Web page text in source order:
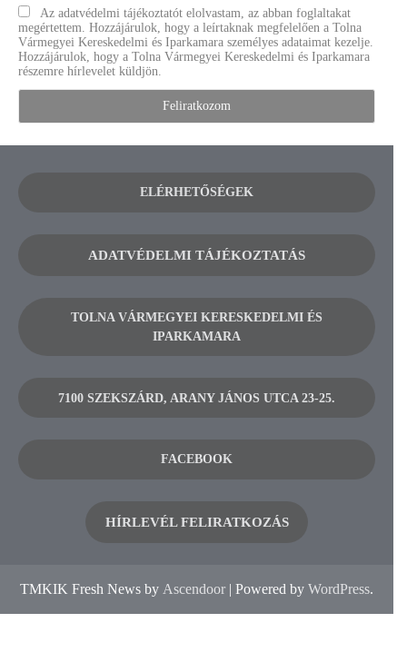
Az adatvédelmi tájékoztatót elolvastam, az abban foglaltakat
megértettem. Hozzájárulok, hogy a leírtaknak megfelelően a Tolna
Vármegyei Kereskedelmi és Iparkamara személyes adataimat kezelje.
Hozzájárulok, hogy a Tolna Vármegyei Kereskedelmi és Iparkamara
részemre hírlevelet küldjön.
ELÉRHETŐSÉGEK
ADATVÉDELMI TÁJÉKOZTATÁS
TOLNA VÁRMEGYEI KERESKEDELMI ÉS
IPARKAMARA
7100 SZEKSZÁRD, ARANY JÁNOS UTCA 23-25.
FACEBOOK
HÍRLEVÉL FELIRATKOZÁS
TMKIK Fresh News by Ascendoor | Powered by WordPress.